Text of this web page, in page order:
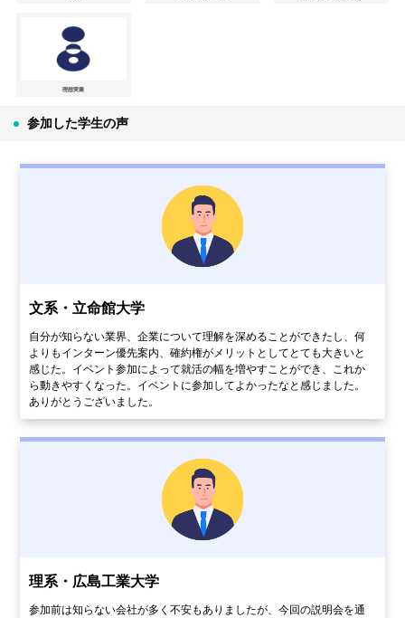
理想実業
参加した学生の声
文系・立命館大学
自分が知らない業界、企業について理解を深めることができたし、何
よりもインターン優先案内、確約権がメリットとしてとても大きいと
感じた。イベント参加によって就活の幅を増やすことができ、これか
ら動きやすくなった。イベントに参加してよかったなと感じました。
ありがとうございました。
理系・広島工業大学
参加前は知らない会社が多く不安もありましたが、今回の説明会を通